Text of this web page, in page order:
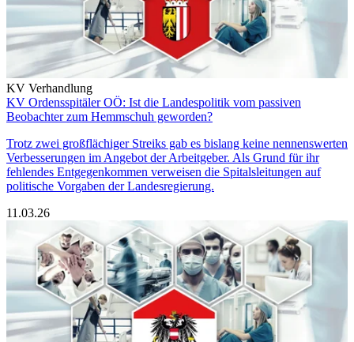
KV Verhandlung
KV Ordensspitäler OÖ: Ist die Landespolitik vom passiven
Beobachter zum Hemmschuh geworden?
Trotz zwei großflächiger Streiks gab es bislang keine nennenswerten
Verbesserungen im Angebot der Arbeitgeber. Als Grund für ihr
fehlendes Entgegenkommen verweisen die Spitalsleitungen auf
politische Vorgaben der Landesregierung.
11.03.26